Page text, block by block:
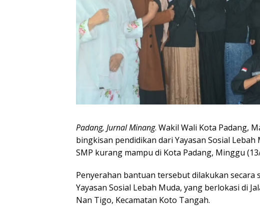
Padang, Jurnal Minang. Wakil Wali Kota Padang,
bingkisan pendidikan dari Yayasan Sosial
SMP kurang mampu di Kota Padang, Minggu
Penyerahan bantuan tersebut dilakukan secara
Yayasan Sosial Lebah Muda, yang berlokasi di
Nan Tigo, Kecamatan Koto Tangah.